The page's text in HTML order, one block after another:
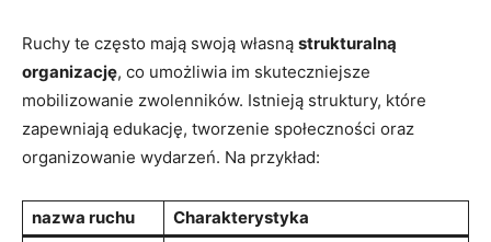
Ruchy te często mają swoją własną strukturalną‌
organizację, co ⁤umożliwia im‌ skuteczniejsze ​
mobilizowanie zwolenników.⁤ Istnieją struktury, które
zapewniają ⁢edukację, ‌tworzenie społeczności oraz⁣
organizowanie wydarzeń. ⁢Na przykład:
nazwa ⁣ruchu Charakterystyka